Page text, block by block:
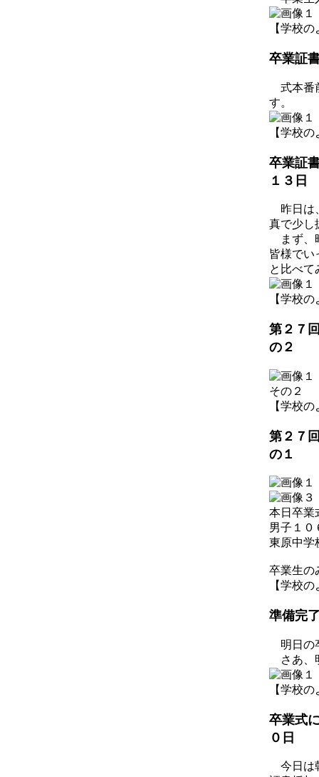
【学校
卒業証
式本番
す。
【学校
卒業証
１３日
昨日は
真で少し
まず、
皆様でい
と比べて
【学校
第２
の２
その２
【学校
第２
の１
本日卒業
男子１
東原中学
卒業生の
【学校
準備
明日の
さあ、
【学校
卒業
０日
今日は